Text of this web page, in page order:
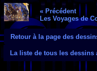
« Précédent
Les Voyages de
Retour à la page des
La liste de tous les dessins